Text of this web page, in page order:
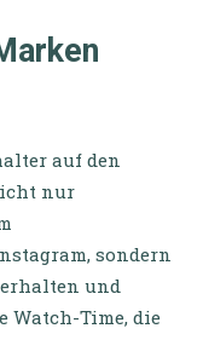
auf den
nur
sondern
und
Watch-Time, die